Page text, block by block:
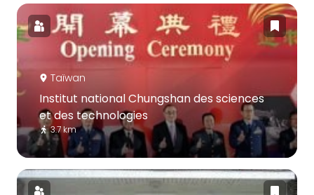
Taïwan
Institut national Chungshan des sciences
et des technologies
3.7 km